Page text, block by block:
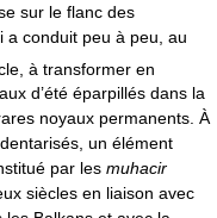
sur le flanc des
a conduit peu à peu, au
à transformer en
d’été éparpillés dans la
noyaux permanents. À
un élément
par les muhacir
siècles en liaison avec